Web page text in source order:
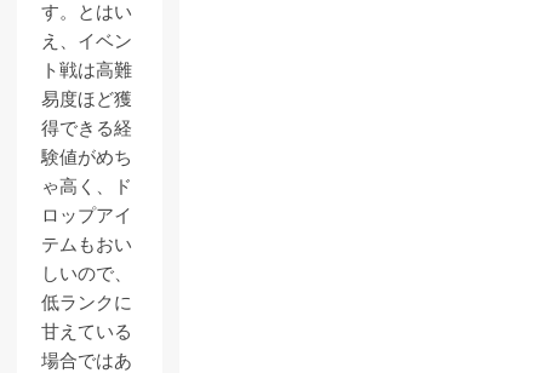
す。とはい
え、イベン
ト戦は高難
易度ほど獲
得できる経
験値がめち
ゃ高く、ド
ロップアイ
テムもおい
しいので、
低ランクに
甘えている
場合ではあ